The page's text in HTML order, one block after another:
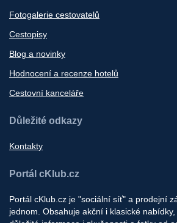
Fotogalerie cestovatelů
Cestopisy
Blog a novinky
Hodnocení a recenze hotelů
Cestovní kanceláře
Důležité odkazy
Kontakty
Portál cKlub.cz
Portál cKlub.cz je "sociální síť" a prodejní
jednom. Obsahuje akční i klasické